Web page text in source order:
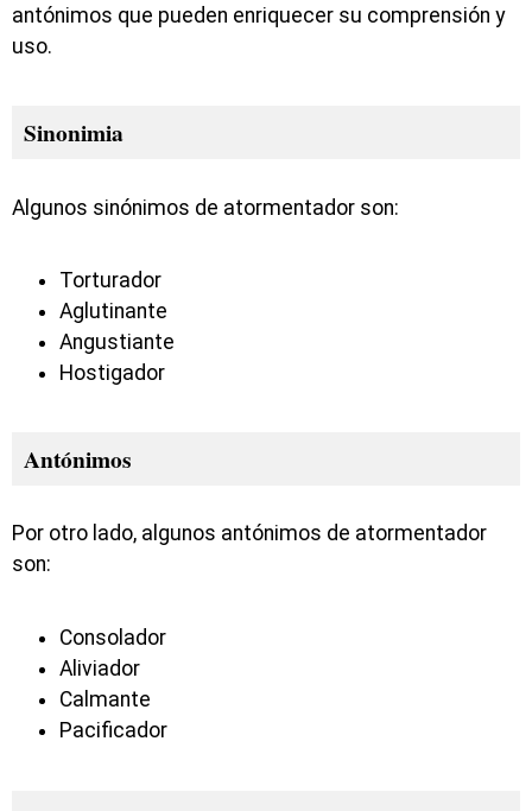
antónimos que pueden enriquecer su comprensión y
uso.
Sinonimia
Algunos sinónimos de atormentador son:
Torturador
Aglutinante
Angustiante
Hostigador
Antónimos
Por otro lado, algunos antónimos de atormentador
son:
Consolador
Aliviador
Calmante
Pacificador